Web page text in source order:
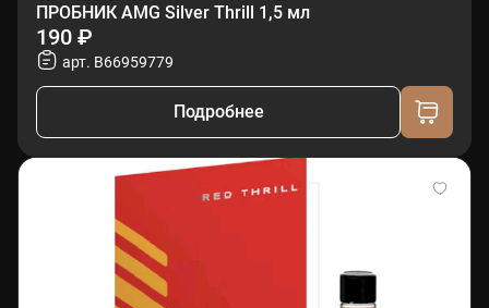
ПРОБНИК AMG Silver Thrill 1,5 мл
190 ₽
арт. B66959779
Подробнее